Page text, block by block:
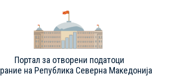
Портал за отворени податоци
на Република Северна Македонија